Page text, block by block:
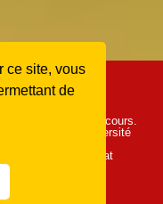
ce site, vous
de
est mis au concours.
d’une Université
Les personnes
Le Lauréat